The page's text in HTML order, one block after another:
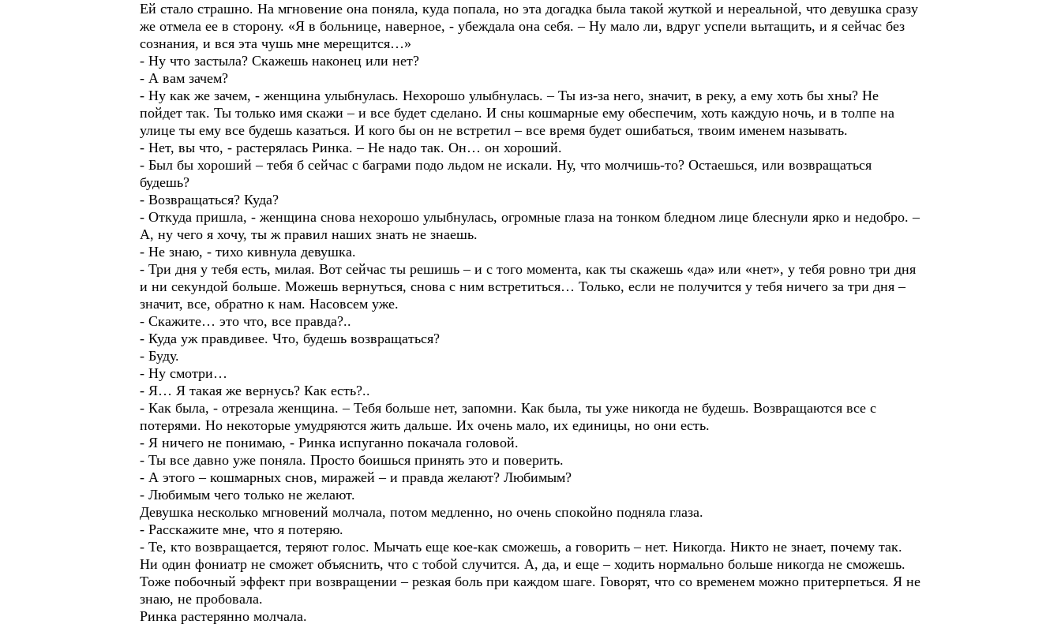
Ей стало страшно. На мгновение она поняла, куда попала, но эта догадка была такой жуткой и нереальной, что девушка сразу
же отмела ее в сторону. «Я в больнице, наверное, - убеждала она себя. – Ну мало ли, вдруг успели вытащить, и я сейчас без
сознания, и вся эта чушь мне мерещится…»
- Ну что застыла? Скажешь наконец или нет?
- А вам зачем?
- Ну как же зачем, - женщина улыбнулась. Нехорошо улыбнулась. – Ты из-за него, значит, в реку, а ему хоть бы хны? Не
пойдет так. Ты только имя скажи – и все будет сделано. И сны кошмарные ему обеспечим, хоть каждую ночь, и в толпе на
улице ты ему все будешь казаться. И кого бы он не встретил – все время будет ошибаться, твоим именем называть.
- Нет, вы что, - растерялась Ринка. – Не надо так. Он… он хороший.
- Был бы хороший – тебя б сейчас с баграми подо льдом не искали. Ну, что молчишь-то? Остаешься, или возвращаться
будешь?
- Возвращаться? Куда?
- Откуда пришла, - женщина снова нехорошо улыбнулась, огромные глаза на тонком бледном лице блеснули ярко и недобро. –
А, ну чего я хочу, ты ж правил наших знать не знаешь.
- Не знаю, - тихо кивнула девушка.
- Три дня у тебя есть, милая. Вот сейчас ты решишь – и с того момента, как ты скажешь «да» или «нет», у тебя ровно три дня
и ни секундой больше. Можешь вернуться, снова с ним встретиться… Только, если не получится у тебя ничего за три дня –
значит, все, обратно к нам. Насовсем уже.
- Скажите… это что, все правда?..
- Куда уж правдивее. Что, будешь возвращаться?
- Буду.
- Ну смотри…
- Я… Я такая же вернусь? Как есть?..
- Как была, - отрезала женщина. – Тебя больше нет, запомни. Как была, ты уже никогда не будешь. Возвращаются все с
потерями. Но некоторые умудряются жить дальше. Их очень мало, их единицы, но они есть.
- Я ничего не понимаю, - Ринка испуганно покачала головой.
- Ты все давно уже поняла. Просто боишься принять это и поверить.
- А этого – кошмарных снов, миражей – и правда желают? Любимым?
- Любимым чего только не желают.
Девушка несколько мгновений молчала, потом медленно, но очень спокойно подняла глаза.
- Расскажите мне, что я потеряю.
- Те, кто возвращается, теряют голос. Мычать еще кое-как сможешь, а говорить – нет. Никогда. Никто не знает, почему так.
Ни один фониатр не сможет объяснить, что с тобой случится. А, да, и еще – ходить нормально больше никогда не сможешь.
Тоже побочный эффект при возвращении – резкая боль при каждом шаге. Говорят, что со временем можно притерпеться. Я не
знаю, не пробовала.
Ринка растерянно молчала.